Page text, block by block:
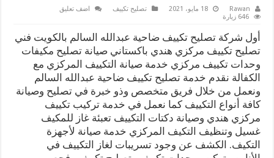
Rawan 18 مايو، 2021 تصليح تكييف
اضف تعليق
646 زيارة
أول شركة تصليح تكييف ضاحية عبدالله السالم بالكويت فني
تصليح تكييف مركزي هندي باكستاني صيانة تصليح مكيفات
وحدات تكييف مركزي خدمة صيانة التكييف المركزي مع
الكفالة نقدم خدمة تصليح تكييف ضاحية عبدالله السالم
ونعمل من خلال فريق متخصص وذو خبرة في تصليح وصيانة
كافة أنواع التكييف كما نعمل في خدمة تركيب تكييف
مركزي هندي وصيانة دكتات التكييف تعبئة غاز للمكيف
غسيل وتنظيف التكيف المركزي خدمة صيانة لأجهزة
التكيف. الكشف عن وجود تسريبات لغاز التكييف في